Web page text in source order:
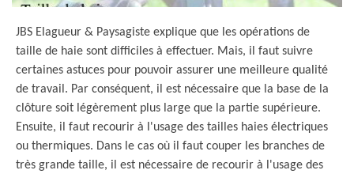
JBS Elagueur & Paysagiste explique que les opérations de
taille de haie sont difficiles à effectuer. Mais, il faut suivre
certaines astuces pour pouvoir assurer une meilleure qualité
de travail. Par conséquent, il est nécessaire que la base de la
clôture soit légèrement plus large que la partie supérieure.
Ensuite, il faut recourir à l'usage des tailles haies électriques
ou thermiques. Dans le cas où il faut couper les branches de
très grande taille, il est nécessaire de recourir à l'usage des